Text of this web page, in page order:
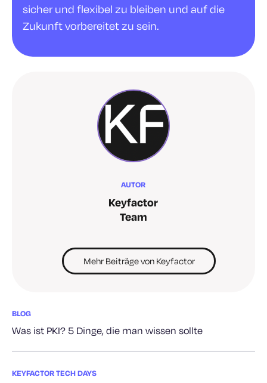
sicher und flexibel zu bleiben und auf die
Zukunft vorbereitet zu sein.
AUTOR
Keyfactor
Team
Mehr Beiträge von Keyfactor
BLOG
Was ist PKI? 5 Dinge, die man wissen sollte
KEYFACTOR TECH DAYS